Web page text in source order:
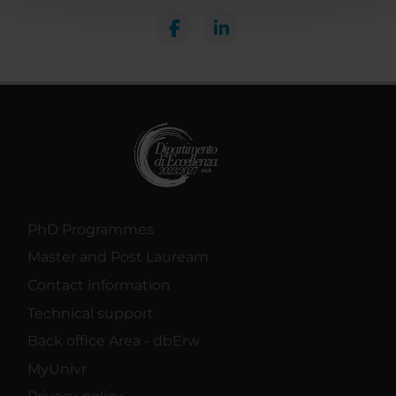
con altre informazioni che hai fornito loro o che hanno
PhD Programmes
Master and Post Lauream
Contact information
Technical support
Back office Area - dbErw
MyUnivr